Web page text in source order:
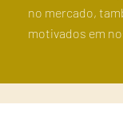
no mercado,
motivados em